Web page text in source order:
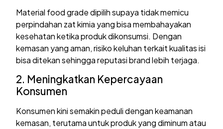
Material food grade dipilih supaya tidak memicu
perpindahan zat kimia yang bisa membahayakan
kesehatan ketika produk dikonsumsi. Dengan
kemasan yang aman, risiko keluhan terkait kualitas isi
bisa ditekan sehingga reputasi brand lebih terjaga.
2. Meningkatkan Kepercayaan
Konsumen
Konsumen kini semakin peduli dengan keamanan
kemasan, terutama untuk produk yang diminum atau